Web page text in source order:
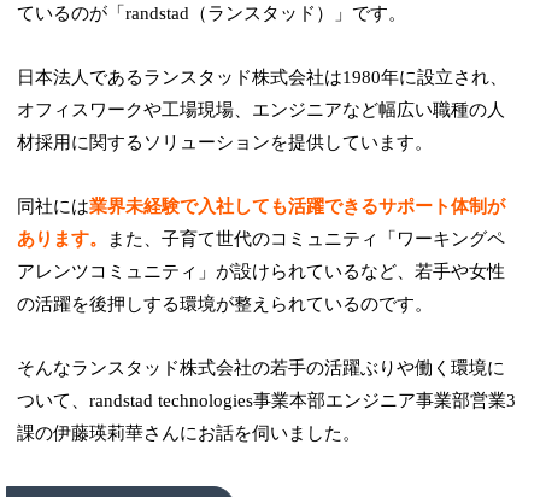
ているのが「randstad（ランスタッド）」です。
日本法人であるランスタッド株式会社は1980年に設立され、
オフィスワークや工場現場、エンジニアなど幅広い職種の人
材採用に関するソリューションを提供しています。
同社には業界未経験で入社しても活躍できるサポート体制が
あります。
また、子育て世代のコミュニティ「ワーキングペ
アレンツコミュニティ」が設けられているなど、若手や女性
の活躍を後押しする環境が整えられているのです。
そんなランスタッド株式会社の若手の活躍ぶりや働く環境に
ついて、randstad technologies事業本部エンジニア事業部営業3
課の伊藤瑛莉華さんにお話を伺いました。